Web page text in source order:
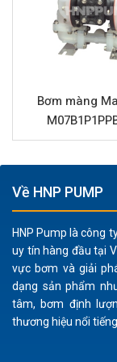
PTFE cho
nhiều loại
động cơ
an toàn
Khả năng tự
tuổi thọ thiết bị.
Xử lý đa
lỏng có độ
nhạy cảm với
của chúng.
Bảo trì đơn
dàng tháo
Bơm màng
Về HNP PUMP
HNP Pump là công
uy tín hàng đầu tại
vực bơm và giải
dạng sản phẩm
tâm, bơm định
thương hiệu nổi